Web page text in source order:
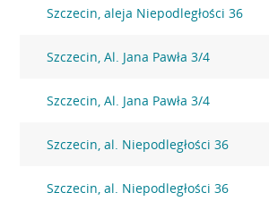
Szczecin, aleja Niepodległości 36
Szczecin, Al. Jana Pawła 3/4
Szczecin, Al. Jana Pawła 3/4
Szczecin, al. Niepodległości 36
Szczecin, al. Niepodległości 36